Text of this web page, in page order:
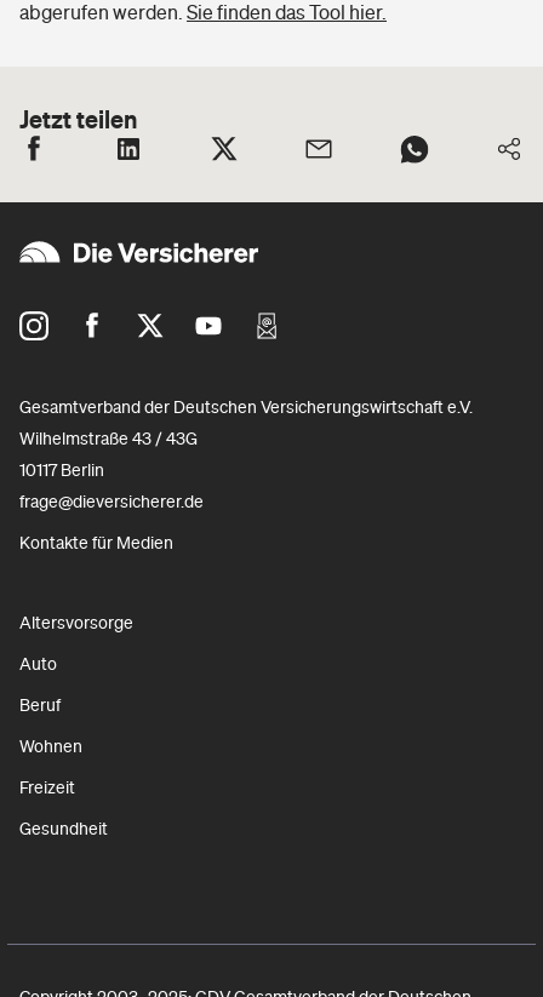
abgerufen werden. Sie finden das Tool hier.
Jetzt teilen
Gesamtverband der Deutschen Versicherungswirtschaft e.V.
Wilhelmstraße 43 / 43G
10117 Berlin
frage@dieversicherer.de
Kontakte für Medien
Altersvorsorge
Auto
Beruf
Wohnen
Freizeit
Gesundheit